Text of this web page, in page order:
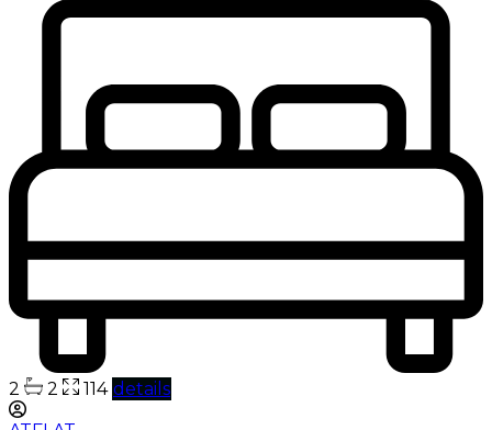
2 2 114 details